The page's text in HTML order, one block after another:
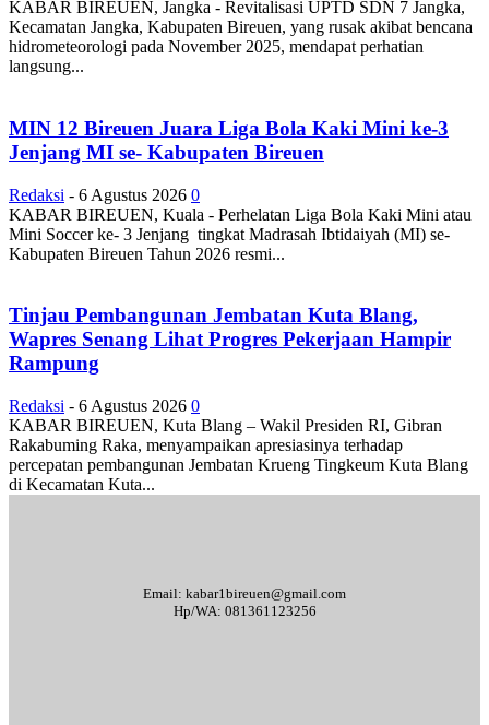
KABAR BIREUEN, Jangka - Revitalisasi UPTD SDN 7 Jangka,
Kecamatan Jangka, Kabupaten Bireuen, yang rusak akibat bencana
hidrometeorologi pada November 2025, mendapat perhatian
langsung...
MIN 12 Bireuen Juara Liga Bola Kaki Mini ke-3
Jenjang MI se- Kabupaten Bireuen
Redaksi - 6 Agustus 2026 0
KABAR BIREUEN, Kuala - Perhelatan Liga Bola Kaki Mini atau
Mini Soccer ke- 3 Jenjang tingkat Madrasah Ibtidaiyah (MI) se-
Kabupaten Bireuen Tahun 2026 resmi...
Tinjau Pembangunan Jembatan Kuta Blang,
Wapres Senang Lihat Progres Pekerjaan Hampir
Rampung
Redaksi - 6 Agustus 2026 0
KABAR BIREUEN, Kuta Blang – Wakil Presiden RI, Gibran
Rakabuming Raka, menyampaikan apresiasinya terhadap
percepatan pembangunan Jembatan Krueng Tingkeum Kuta Blang
di Kecamatan Kuta...
Email: kabar1bireuen@gmail.com
Hp/WA: 081361123256